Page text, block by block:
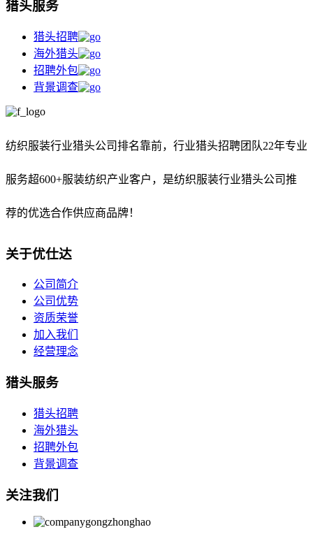
猎头服务
猎头招聘
海外猎头
招聘外包
背景调查
纺织服装行业猎头公司排名靠前， 行业猎头招聘团队22年专业
服务超600+服装纺织产业客户，是纺织服装行业猎头公司推
荐的优选合作供应商品牌！
关于优仕达
公司简介
公司优势
资质荣誉
加入我们
经营理念
猎头服务
猎头招聘
海外猎头
招聘外包
背景调查
关注我们